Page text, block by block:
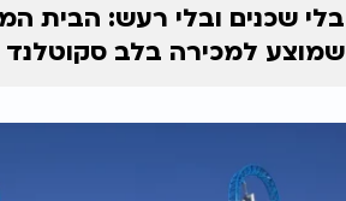
בלי שכנים ובלי רעש: הבית
שמוצע למכירה בלב סקוטלנד